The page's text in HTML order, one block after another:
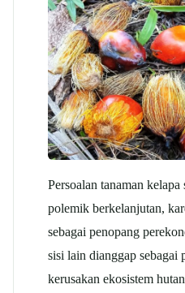
Persoalan tanaman kelapa
polemik berkelanjutan,
sebagai penopang
sisi lain dianggap sebagai
kerusakan ekosistem